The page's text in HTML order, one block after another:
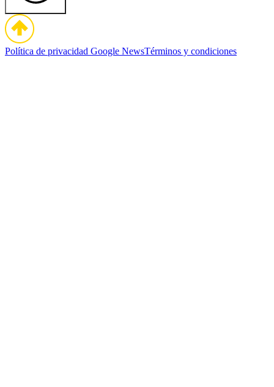
Política de privacidad Google NewsTérminos y condiciones